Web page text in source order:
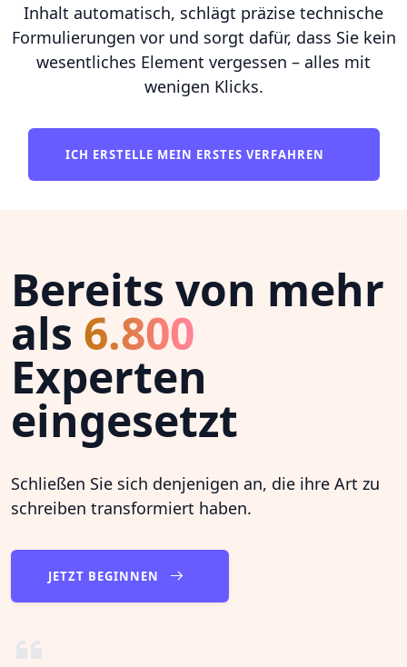
Inhalt automatisch, schlägt präzise technische
Formulierungen vor und sorgt dafür, dass Sie kein
wesentliches Element vergessen – alles mit
wenigen Klicks.
ICH ERSTELLE MEIN ERSTES VERFAHREN
Bereits von mehr
als 6.800
Experten
eingesetzt
Schließen Sie sich denjenigen an, die ihre Art zu
schreiben transformiert haben.
JETZT BEGINNEN